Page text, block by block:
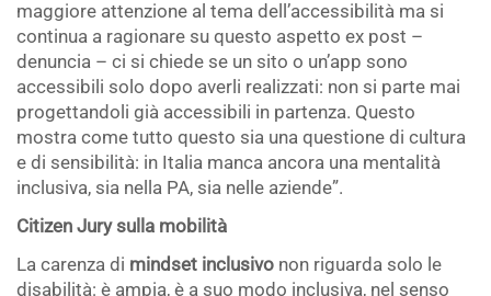
maggiore attenzione al tema dell’accessibilità ma si
continua a ragionare su questo aspetto ex post –
denuncia – ci si chiede se un sito o un’app sono
accessibili solo dopo averli realizzati: non si parte mai
progettandoli già accessibili in partenza. Questo
mostra come tutto questo sia una questione di cultura
e di sensibilità: in Italia manca ancora una mentalità
inclusiva, sia nella PA, sia nelle aziende”.
Citizen Jury sulla mobilità
La carenza di mindset inclusivo non riguarda solo le
disabilità: è ampia, è a suo modo inclusiva, nel senso